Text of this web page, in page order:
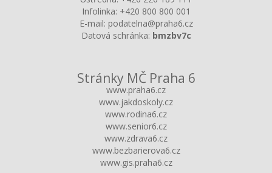
Infolinka: +420 800 800 001
E-mail: podatelna@praha6.cz
Datová schránka: bmzbv7c
Stránky MČ Praha 6
www.praha6.cz
www.jakdoskoly.cz
www.rodina6.cz
www.senior6.cz
www.zdrava6.cz
www.bezbarierova6.cz
www.gis.praha6.cz